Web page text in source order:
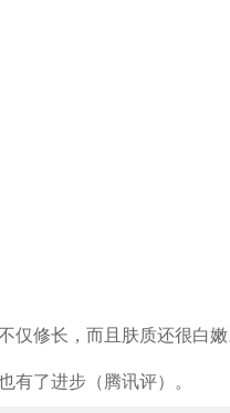
修长，而且肤质还很白
了进步（腾讯评）。